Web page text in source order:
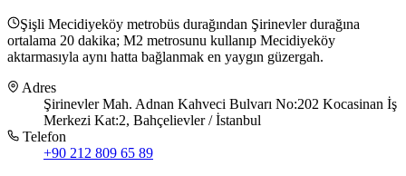
Şişli Mecidiyeköy metrobüs durağından Şirinevler durağına
ortalama 20 dakika; M2 metrosunu kullanıp Mecidiyeköy
aktarmasıyla aynı hatta bağlanmak en yaygın güzergah.
Adres
Şirinevler Mah. Adnan Kahveci Bulvarı No:202 Kocasinan İş
Merkezi Kat:2, Bahçelievler / İstanbul
Telefon
+90 212 809 65 89